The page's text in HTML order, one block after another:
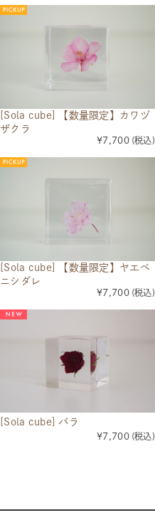
[Sola cube] 【数量限定】カワヅ
ザクラ
¥7,700 (税込)
[Sola cube] 【数量限定】ヤエベ
ニシダレ
¥7,700 (税込)
[Sola cube] バラ
¥7,700 (税込)